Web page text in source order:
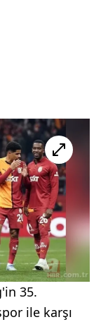
35.
ile karşı